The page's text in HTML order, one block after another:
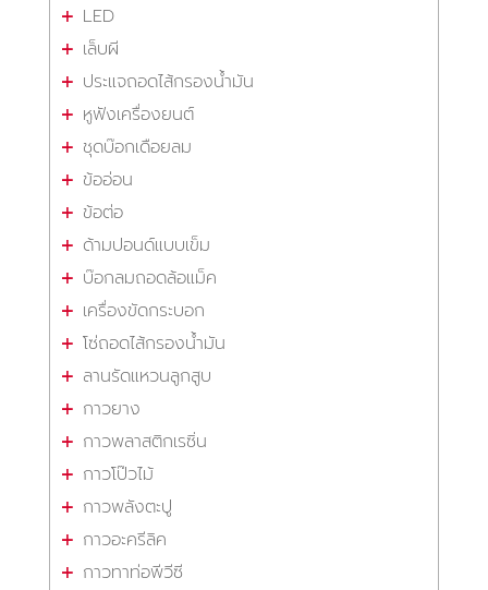
LED
เล็บผี
ประแจถอดไส้กรองน้ำมัน
หูฟังเครื่องยนต์
ชุดบ๊อกเดือยลม
ข้ออ่อน
ข้อต่อ
ด้ามปอนด์แบบเข็ม
บ๊อกลมถอดล้อแม็ค
เครื่องขัดกระบอก
โซ่ถอดไส้กรองน้ำมัน
ลานรัดแหวนลูกสูบ
กาวยาง
กาวพลาสติกเรซิ่น
กาวโป๊วไม้
กาวพลังตะปู
กาวอะครีลิค
กาวทาท่อพีวีซี